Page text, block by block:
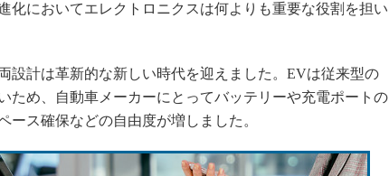
化においてエレクトロニクスは何よりも重要な役割を担い
設計は革新的な新しい時代を迎えました。EVは従来型の
ため、自動車メーカーにとってバッテリーや充電ポートの
ース確保などの自由度が増しました。